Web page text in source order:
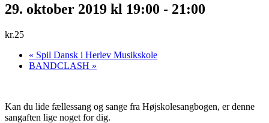
29. oktober 2019 kl 19:00 - 21:00
kr.25
« Spil Dansk i Herlev Musikskole
BANDCLASH »
Kan du lide fællessang og sange fra Højskolesangbogen, er denne
sangaften lige noget for dig.